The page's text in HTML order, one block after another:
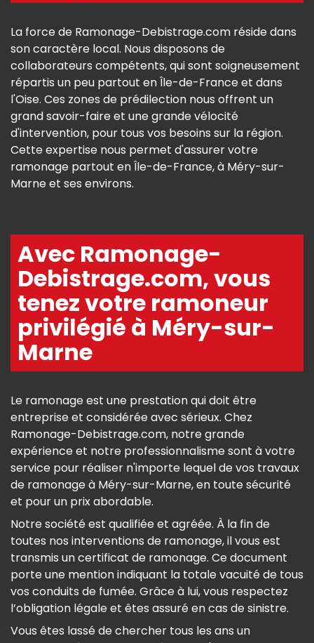
La force de Ramonage-Debistrage.com réside dans
son caractère local. Nous disposons de
collaborateurs compétents, qui sont soigneusement
répartis un peu partout en Île-de-France et dans
l'Oise. Ces zones de prédilection nous offrent un
grand savoir-faire et une grande vélocité
d'intervention, pour tous vos besoins sur la région.
Cette expertise nous permet d'assurer votre
ramonage partout en Île-de-France, à Méry-sur-
Marne et ses environs.
Avec Ramonage-
Debistrage.com, vous
tenez votre ramoneur
privilégié à Méry-sur-
Marne
Le ramonage est une prestation qui doit être
entreprise et considérée avec sérieux. Chez
Ramonage-Debistrage.com, notre grande
expérience et notre professionnalisme sont à votre
service pour réaliser n'importe lequel de vos travaux
de ramonage à Méry-sur-Marne, en toute sécurité
et pour un prix abordable.
Notre société est qualifiée et agréée. À la fin de
toutes nos interventions de ramonage, il vous est
transmis un certificat de ramonage. Ce document
porte une mention indiquant la totale vacuité de tous
vos conduits de fumée. Grâce à lui, vous respectez
l’obligation légale et êtes assuré en cas de sinistre.
Vous êtes lassé de chercher tous les ans un